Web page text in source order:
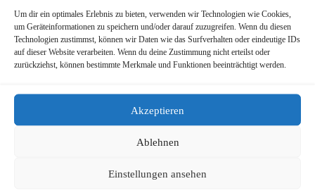
Um dir ein optimales Erlebnis zu bieten, verwenden wir Technologien wie Cookies,
um Geräteinformationen zu speichern und/oder darauf zuzugreifen. Wenn du diesen
Technologien zustimmst, können wir Daten wie das Surfverhalten oder eindeutige IDs
auf dieser Website verarbeiten. Wenn du deine Zustimmung nicht erteilst oder
zurückziehst, können bestimmte Merkmale und Funktionen beeinträchtigt werden.
Akzeptieren
Ablehnen
Einstellungen ansehen
Paiste
2002
Accent 8″
Ursprünglicher
49,90€Aktueller